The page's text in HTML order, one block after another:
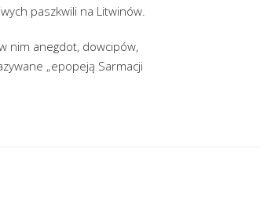
paszkwili na Litwinów.
nim anegdot, dowcipów,
„epopeją Sarmacji